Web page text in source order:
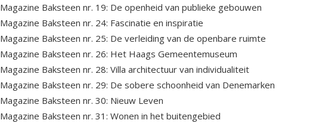
Magazine Baksteen nr. 19: De openheid van publieke gebouwen
Magazine Baksteen nr. 24: Fascinatie en inspiratie
Magazine Baksteen nr. 25: De verleiding van de openbare ruimte
Magazine Baksteen nr. 26: Het Haags Gemeentemuseum
Magazine Baksteen nr. 28: Villa architectuur van individualiteit
Magazine Baksteen nr. 29: De sobere schoonheid van Denemarken
Magazine Baksteen nr. 30: Nieuw Leven
Magazine Baksteen nr. 31: Wonen in het buitengebied